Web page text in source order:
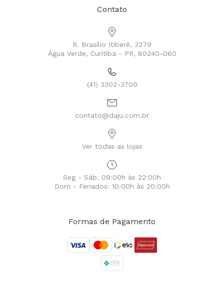
Contato
R. Brasílio Itiberê, 3279
Água Verde, Curitiba - PR, 80240-060
(41) 3302-3700
contato@daju.com.br
Ver todas as lojas
Seg - Sáb: 09:00h às 22:00h
Dom - Feriados: 10:00h às 20:00h
Formas de Pagamento